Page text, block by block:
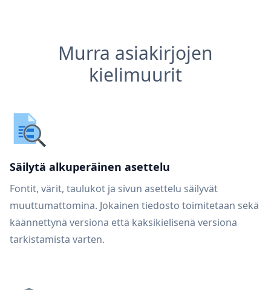
Murra asiakirjojen
kielimuurit
Säilytä alkuperäinen asettelu
Fontit, värit, taulukot ja sivun asettelu säilyvät
muuttumattomina. Jokainen tiedosto toimitetaan sekä
käännettynä versiona että kaksikielisenä versiona
tarkistamista varten.